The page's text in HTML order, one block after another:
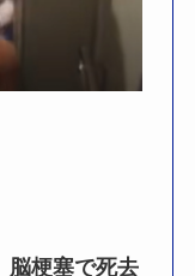
脳梗塞で死去